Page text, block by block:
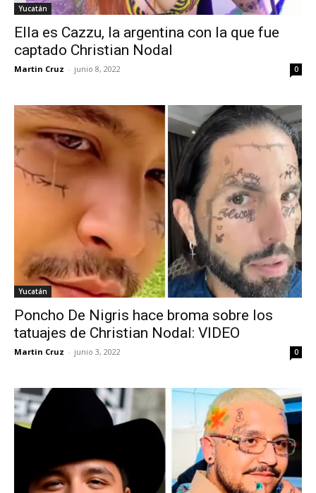
Yucatán
Ella es Cazzu, la argentina con la que fue
captado Christian Nodal
Martin Cruz - junio 8, 2022 0
Yucatán
Poncho De Nigris hace broma sobre los
tatuajes de Christian Nodal: VIDEO
Martin Cruz - junio 3, 2022 0